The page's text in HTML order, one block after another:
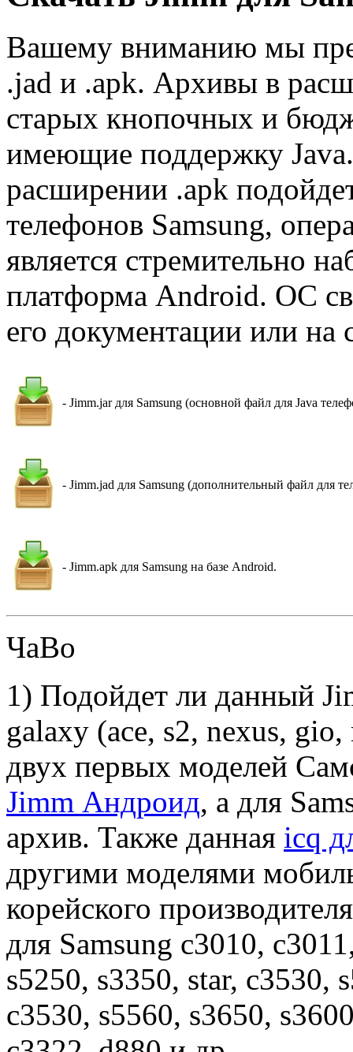
Вашему вниманию мы
.jad и .apk. Архивы в
старых кнопочных и
имеющие поддержку
расширении .apk
телефонов Samsung,
является стремительно
платформа Android. ОС
его документации или на
- Jimm.jar для Samsung (основной файл для Java
- Jimm.jad для Samsung (дополнительный файл для
- Jimm.apk для Samsung на базе Android.
ЧаВо
1) Подойдет ли данный
galaxy (ace, s2, nexus,
двух первых моделей
Jimm Андроид, а для
архив. Также данная icq
другими моделями
корейского
для Samsung c3010,
s5250, s3350, star, c3530,
c3530, s5560, s3650,